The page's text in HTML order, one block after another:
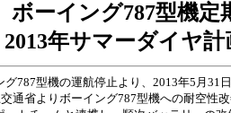
ボーイング787型機定
2013年サマーダイヤ
787型機の運航停止より、2013年5月31
通省よりボーイング787型機への耐空性